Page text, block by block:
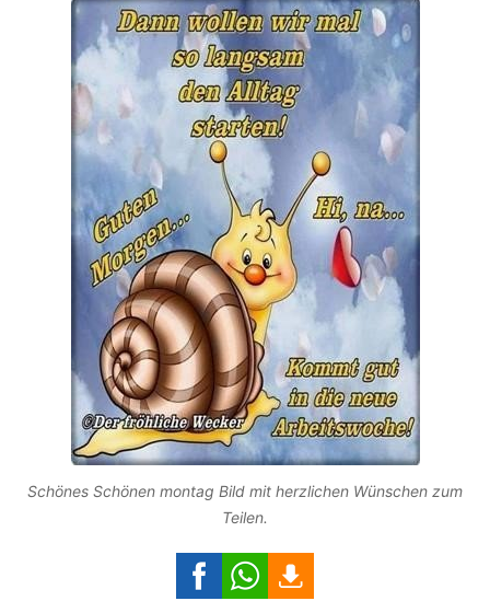
Schönes Schönen montag Bild mit herzlichen Wünschen zum
Teilen.